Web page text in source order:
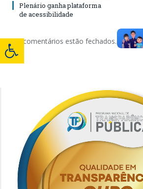
Plenário ganha plataforma
de acessibilidade
Os comentários estão fechados.